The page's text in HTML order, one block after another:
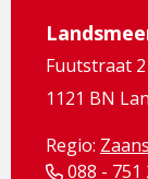
Fuutstraat 2
1121 BN
Regio:
088 - 751